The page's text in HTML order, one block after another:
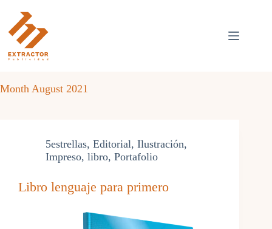
content
Month August 2021
5estrellas, Editorial, Ilustración,
Impreso, libro, Portafolio
Libro lenguaje para primero